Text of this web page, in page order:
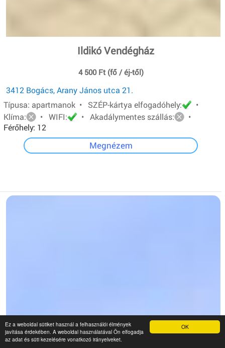
OK
Ez a weboldal sütiket használ a felhasználói élmények
javítása érdekében. A weboldal használatával Ön elfogadja
az adat és süti kezelésére vonatkozó irányelveket.
Ildikó Vendégház
4 500 Ft (fő / éj-től)
3412 Bogács, Arany János utca 21.
Típusa: apartmanok • SZÉP-kártya elfogadóhely:
•
Klíma:
• WIFI: • Akadálymentes szállás:
•
Férőhely: 12
Megnézem